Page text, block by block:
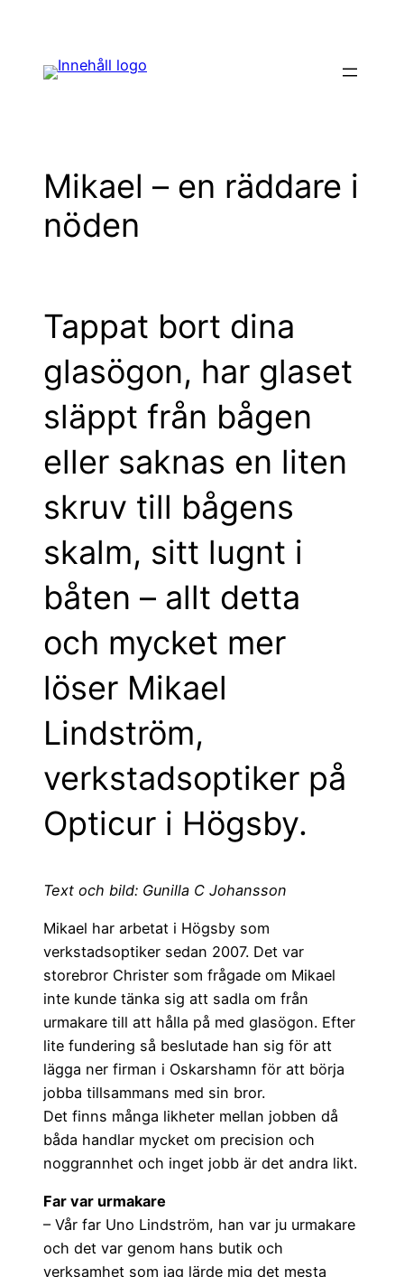
innehåll
Mikael – en räddare i
nöden
Tappat bort dina
glasögon, har glaset
släppt från bågen
eller saknas en liten
skruv till bågens
skalm, sitt lugnt i
båten – allt detta
och mycket mer
löser Mikael
Lindström,
verkstadsoptiker på
Opticur i Högsby.
Text och bild: Gunilla C Johansson
Mikael har arbetat i Högsby som
verkstadsoptiker sedan 2007. Det var
storebror Christer som frågade om Mikael
inte kunde tänka sig att sadla om från
urmakare till att hålla på med glasögon. Efter
lite fundering så beslutade han sig för att
lägga ner firman i Oskarshamn för att börja
jobba tillsammans med sin bror.
Det finns många likheter mellan jobben då
båda handlar mycket om precision och
noggrannhet och inget jobb är det andra likt.
Far var urmakare
– Vår far Uno Lindström, han var ju urmakare
och det var genom hans butik och
verksamhet som jag lärde mig det mesta